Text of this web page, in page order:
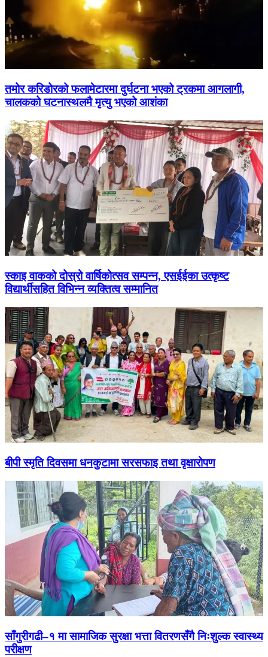
तमोर करिडोरको फलामेटारमा दुर्घटना भएको ट्रकमा आगलागी,
चालकको घटनास्थलमै मृत्यु भएको आशंका
स्काइ वाकको दोस्रो वार्षिकोत्सव सम्पन्न, एसईईका उत्कृष्ट
विद्यार्थीसहित विभिन्न व्यक्तित्व सम्मानित
बीपी स्मृति दिवसमा धनकुटामा सरसफाइ तथा वृक्षारोपण
साँगुरीगढी–१ मा सामाजिक सुरक्षा भत्ता वितरणसँगै निःशुल्क स्वास्थ्य
परीक्षण